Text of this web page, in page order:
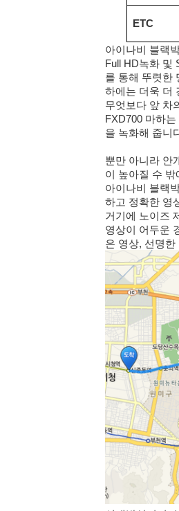
ETC
아이나비 블랙
Full HD녹화 및
를 통해 뚜렷한
하에는 더욱 더
무엇보다 앞 차
FXD700 마하
을 녹화해 줍니
뿐만 아니라 안
이 높아질 수 밖
아이나비 블랙
하고 정확한 영
거기에 노이즈
영상이 어두운
은 영상, 선명